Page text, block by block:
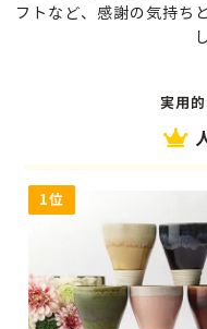
フトなど、 感謝の気持ち
実用